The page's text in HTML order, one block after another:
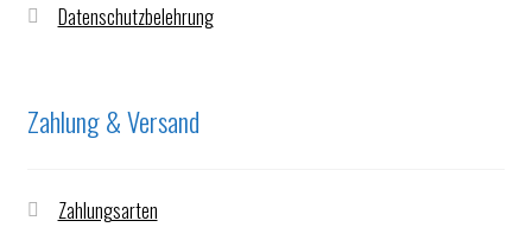
Datenschutzbelehrung
Zahlung & Versand
Zahlungsarten